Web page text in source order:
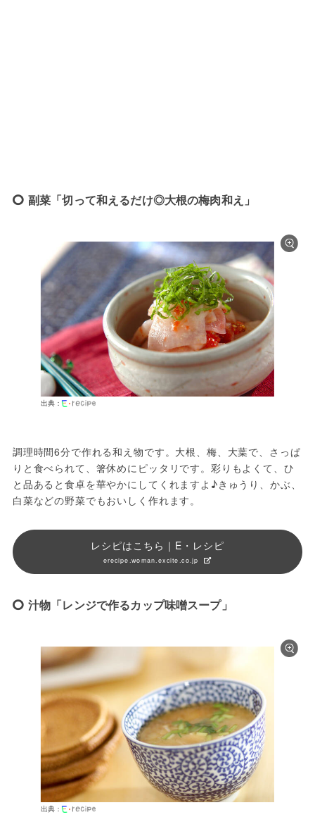
副菜「切って和えるだけ◎大根の梅肉和え」
出典：
調理時間6分で作れる和え物です。大根、梅、大葉で、さっぱ
りと食べられて、箸休めにピッタリです。彩りもよくて、ひ
と品あると食卓を華やかにしてくれますよ♪きゅうり、かぶ、
白菜などの野菜でもおいしく作れます。
レシピはこちら｜E・レシピ
erecipe.woman.excite.co.jp
汁物「レンジで作るカップ味噌スープ」
出典：